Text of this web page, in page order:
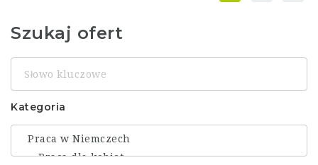
Szukaj ofert
Słowo
kluczowe
Kategoria